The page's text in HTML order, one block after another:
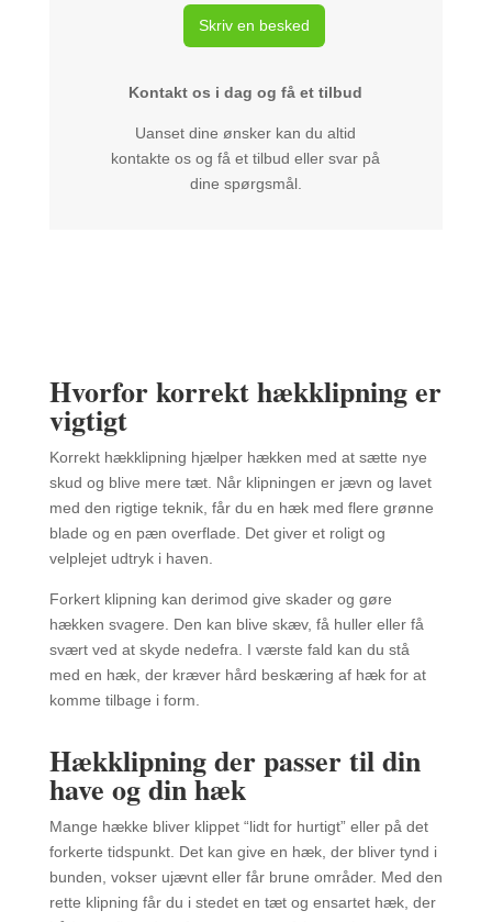
Skriv en besked
Kontakt os i dag og få et tilbud
Uanset dine ønsker kan du altid
kontakte os og få et tilbud eller svar på
dine spørgsmål.
Hvorfor korrekt hækklipning er
vigtigt
Korrekt hækklipning hjælper hækken med at sætte nye
skud og blive mere tæt. Når klipningen er jævn og lavet
med den rigtige teknik, får du en hæk med flere grønne
blade og en pæn overflade. Det giver et roligt og
velplejet udtryk i haven.
Forkert klipning kan derimod give skader og gøre
hækken svagere. Den kan blive skæv, få huller eller få
svært ved at skyde nedefra. I værste fald kan du stå
med en hæk, der kræver hård beskæring af hæk for at
komme tilbage i form.
Hækklipning der passer til din
have og din hæk
Mange hække bliver klippet “lidt for hurtigt” eller på det
forkerte tidspunkt. Det kan give en hæk, der bliver tynd i
bunden, vokser ujævnt eller får brune områder. Med den
rette klipning får du i stedet en tæt og ensartet hæk, der